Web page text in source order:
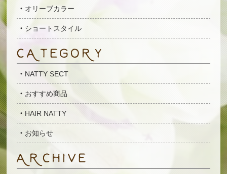
オリーブカラー
ショートスタイル
NATTY SECT
おすすめ商品
HAIR NATTY
お知らせ